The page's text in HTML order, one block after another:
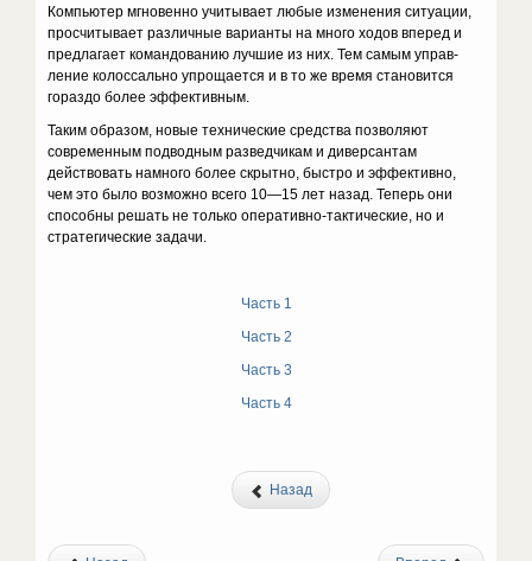
Компьютер мгновенно учитывает любые измене­ния ситуации,
просчитывает различные варианты на много ходов вперед и
предлагает командованию лучшие из них. Тем самым управ­
ление колоссально упрощается и в то же время становится
гораздо более эффективным.
Таким образом, новые технические средства позволяют
современ­ным подводным разведчикам и диверсантам
действовать намного более скрытно, быстро и эффективно,
чем это было возможно всего 10—15 лет назад. Теперь они
способны решать не только оперативно-тактические, но и
стратегические задачи.
Часть 1
Часть 2
Часть 3
Часть 4
Назад